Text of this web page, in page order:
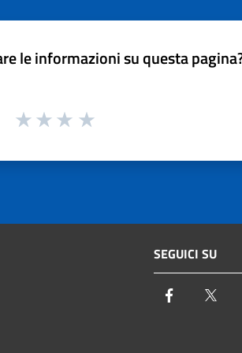
le informazioni su questa
SEGUICI SU
Facebook